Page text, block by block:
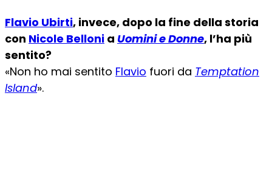
Flavio Ubirti, invece, dopo la fine della storia
con Nicole Belloni a Uomini e Donne, l’ha più
sentito?
«Non ho mai sentito Flavio fuori da Temptation
Island».